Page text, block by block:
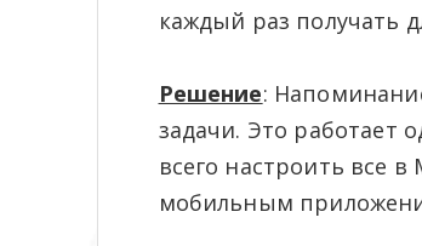
каждый раз получать
Решение:
задачи. Это работает
всего настроить все
мобильным